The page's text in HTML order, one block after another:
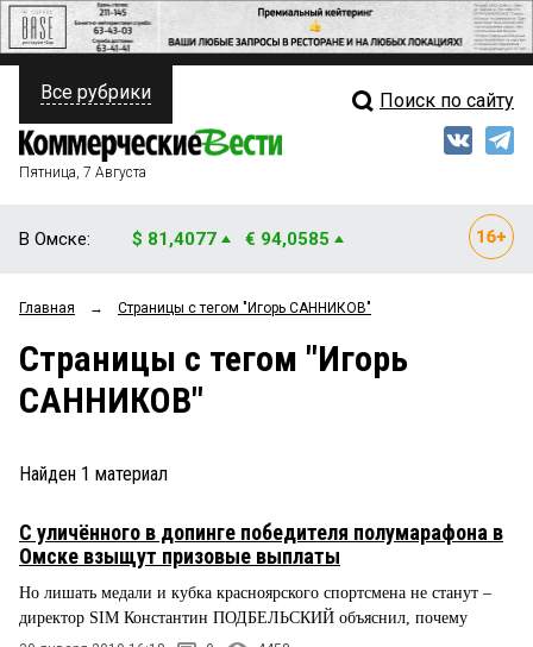
ПОЛИТИКА
ФИНАНСЫ
ОБЩЕСТВО
ЗАКОН
ПРОИСШЕСТВИЯ
СТИЛЬ ЖИЗНИ
Свежий выпуск
Мнения
Рейтинги
Все рубрики Поиск по сайту
Пятница, 7 Августа
В Омске: $ 81,4077 € 94,0585
Главная → Страницы c тегом "Игорь САННИКОВ"
Страницы c тегом "Игорь
САННИКОВ"
Найден 1 материал
С уличённого в допинге победителя полумарафона в
Омске взыщут призовые выплаты
Но лишать медали и кубка красноярского спортсмена не станут –
директор SIM Константин ПОДБЕЛЬСКИЙ объяснил, почему